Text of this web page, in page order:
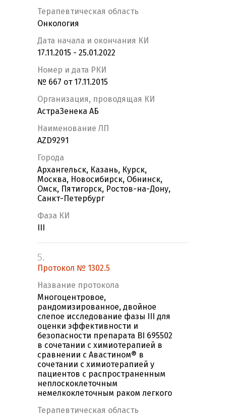
Терапевтическая область
Онкология
Дата начала и окончания КИ
17.11.2015 - 25.01.2022
Номер и дата РКИ
№ 667 от 17.11.2015
Организация, проводящая КИ
АстраЗенека АБ
Наименование ЛП
AZD9291
Города
Архангельск, Казань, Курск,
Москва, Новосибирск, Обнинск,
Омск, Пятигорск, Ростов-на-Дону,
Санкт-Петербург
Фаза КИ
5.
Протокол № 1302.5
Название протокола
Многоцентровое,
рандомизированное, двойное
слепое исследование фазы III для
оценки эффективности и
безопасности препарата BI 695502
в сочетании с химиотерапией в
сравнении с Авастином® в
сочетании с химиотерапией у
пациентов с распространенным
неплоскоклеточным
немелкоклеточным раком легкого
Терапевтическая область